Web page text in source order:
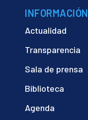
INFORMACIÓN
Actualidad
Transparencia
Sala de prensa
Biblioteca
Agenda